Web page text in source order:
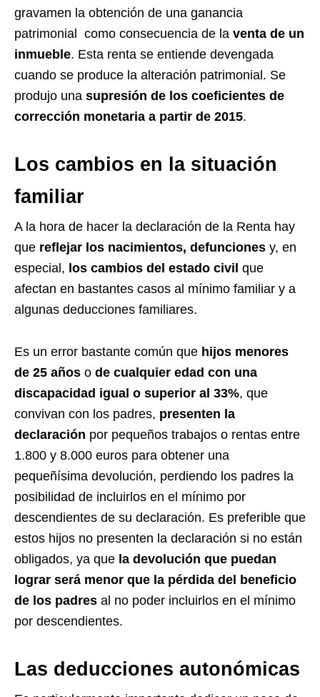
gravamen la obtención de una ganancia
patrimonial como consecuencia de la venta de un
inmueble. Esta renta se entiende devengada
cuando se produce la alteración patrimonial. Se
produjo una supresión de los coeficientes de
corrección monetaria a partir de 2015.
Los cambios en la situación
familiar
A la hora de hacer la declaración de la Renta hay
que reflejar los nacimientos, defunciones y, en
especial, los cambios del estado civil que
afectan en bastantes casos al mínimo familiar y a
algunas deducciones familiares.
Es un error bastante común que hijos menores
de 25 años o de cualquier edad con una
discapacidad igual o superior al 33%, que
convivan con los padres, presenten la
declaración por pequeños trabajos o rentas entre
1.800 y 8.000 euros para obtener una
pequeñísima devolución, perdiendo los padres la
posibilidad de incluirlos en el mínimo por
descendientes de su declaración. Es preferible que
estos hijos no presenten la declaración si no están
obligados, ya que la devolución que puedan
lograr será menor que la pérdida del beneficio
de los padres al no poder incluirlos en el mínimo
por descendientes.
Las deducciones autonómicas